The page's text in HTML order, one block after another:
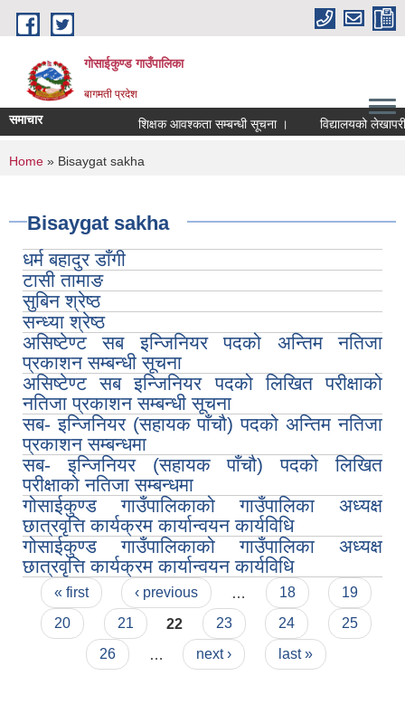
Skip to main content
गोसाईकुण्ड गाउँपालिका
बागमती प्रदेश
समाचार शिक्षक आवश्कता सम्बन्धी सूचना । विद्यालयको
You are here
Home » Bisaygat sakha
Bisaygat sakha
धर्म बहादुर डाँगी
टासी तामाङ
सुबिन श्रेष्ठ
सन्ध्या श्रेष्ठ
असिष्टेण्ट सब इन्जिनियर पदको अन्तिम नतिजा
प्रकाशन सम्बन्धी सूचना
असिष्टेण्ट सब इन्जिनियर पदको लिखित परीक्षाको
नतिजा प्रकाशन सम्बन्धी सूचना
सब- इन्जिनियर (सहायक पाँचौ) पदको अन्तिम नतिजा
प्रकाशन सम्बन्धमा
सब- इन्जिनियर (सहायक पाँचौ) पदको लिखित
परीक्षाको नतिजा सम्बन्धमा
गोसाईकुण्ड गाउँपालिकाको गाउँपालिका अध्यक्ष
छात्रवृत्ति कार्यक्रम कार्यान्वयन कार्यविधि
गोसाईकुण्ड गाउँपालिकाको गाउँपालिका अध्यक्ष
छात्रवृत्ति कार्यक्रम कार्यान्वयन कार्यविधि
Pages
« first ‹ previous 18
19
20
21 22 23 24
25
26
next › last »